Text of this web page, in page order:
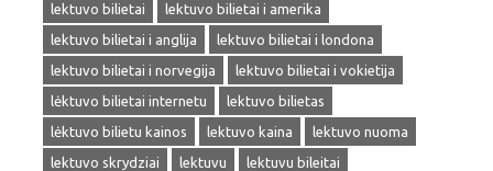
lektuvo bilietai
lektuvo bilietai i amerika
lektuvo bilietai i anglija
lektuvo bilietai i londona
lektuvo bilietai i norvegija
lektuvo bilietai i vokietija
lėktuvo bilietai internetu
lektuvo bilietas
lėktuvo bilietu kainos
lektuvo kaina
lektuvo nuoma
lektuvo skrydziai
lektuvu
lektuvu bileitai